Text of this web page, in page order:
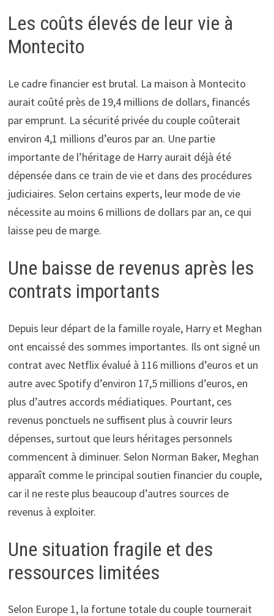
Les coûts élevés de leur vie à
Montecito
Le cadre financier est brutal. La maison à Montecito
aurait coûté près de 19,4 millions de dollars, financés
par emprunt. La sécurité privée du couple coûterait
environ 4,1 millions d’euros par an. Une partie
importante de l’héritage de Harry aurait déjà été
dépensée dans ce train de vie et dans des procédures
judiciaires. Selon certains experts, leur mode de vie
nécessite au moins 6 millions de dollars par an, ce qui
laisse peu de marge.
Une baisse de revenus après les
contrats importants
Depuis leur départ de la famille royale, Harry et Meghan
ont encaissé des sommes importantes. Ils ont signé un
contrat avec Netflix évalué à 116 millions d’euros et un
autre avec Spotify d’environ 17,5 millions d’euros, en
plus d’autres accords médiatiques. Pourtant, ces
revenus ponctuels ne suffisent plus à couvrir leurs
dépenses, surtout que leurs héritages personnels
commencent à diminuer. Selon Norman Baker, Meghan
apparaît comme le principal soutien financier du couple,
car il ne reste plus beaucoup d’autres sources de
revenus à exploiter.
Une situation fragile et des
ressources limitées
Selon Europe 1, la fortune totale du couple tournerait